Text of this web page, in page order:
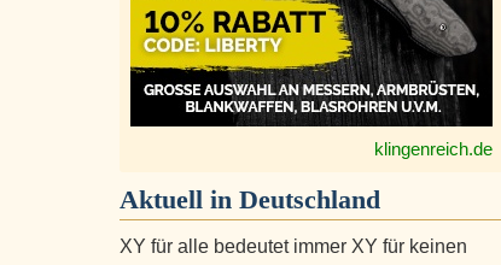
klingenreich.de
Aktuell in Deutschland
XY für alle bedeutet immer XY für keinen